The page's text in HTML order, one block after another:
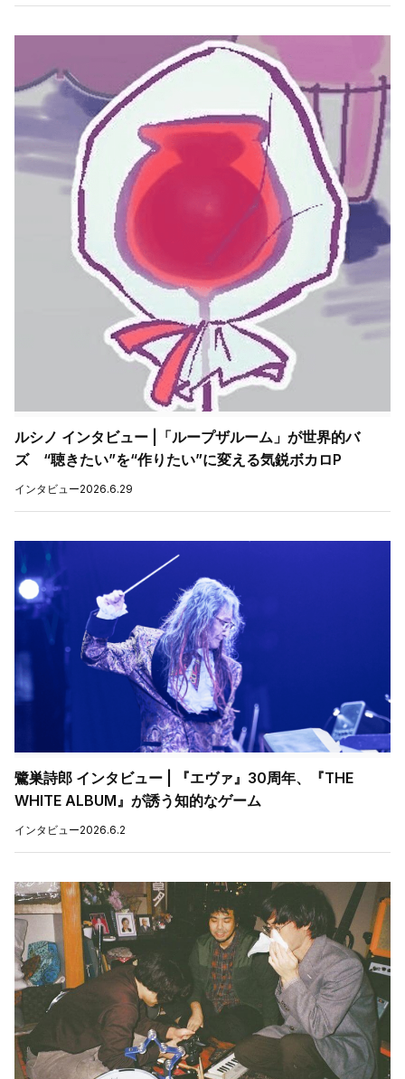
ルシノ インタビュー |「ループザルーム」が世界的バ
ズ “聴きたい”を“作りたい”に変える気鋭ボカロP
インタビュー2026.6.29
鷺巣詩郎 インタビュー | 『エヴァ』30周年、『THE
WHITE ALBUM』が誘う知的なゲーム
インタビュー2026.6.2